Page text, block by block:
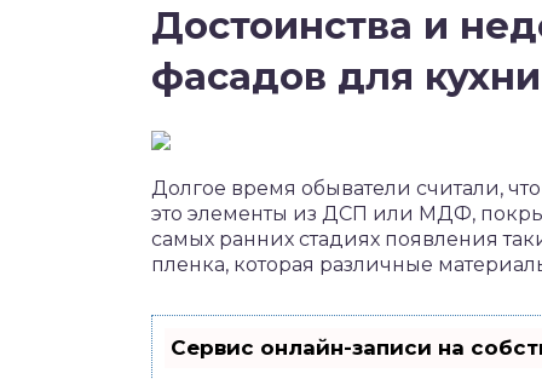
Достоинства и
фасадов для кухни
Долгое время обыватели считали,
это элементы из ДСП или МДФ,
самых ранних стадиях появления
пленка, которая различные
Сервис онлайн-записи на